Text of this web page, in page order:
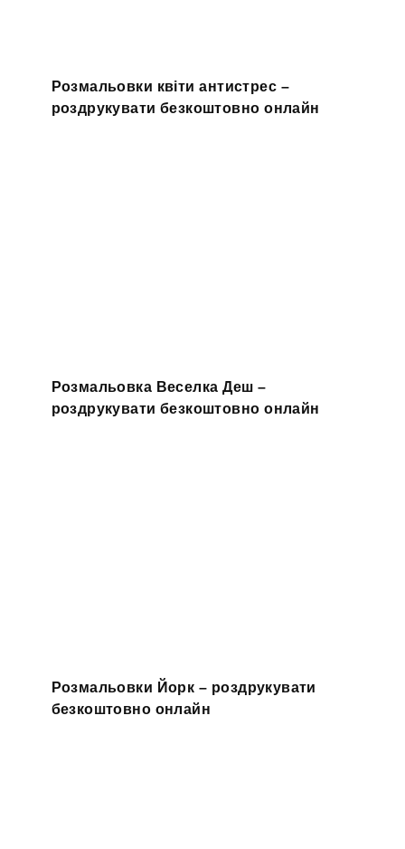
Розмальовки квіти антистрес –
роздрукувати безкоштовно онлайн
Розмальовка Веселка Деш –
роздрукувати безкоштовно онлайн
Розмальовки Йорк – роздрукувати
безкоштовно онлайн